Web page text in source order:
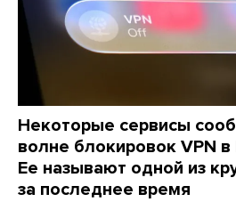
Некоторые сервисы
волне блокировок VPN в
Ее называют одной из
за последнее время